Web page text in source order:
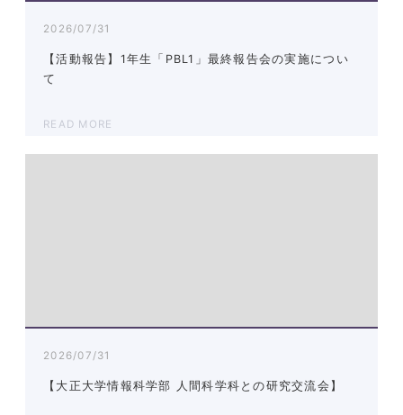
2026/07/31
【活動報告】1年生「PBL1」最終報告会の実施につい
て
READ MORE
2026/07/31
【大正大学情報科学部 人間科学科との研究交流会】